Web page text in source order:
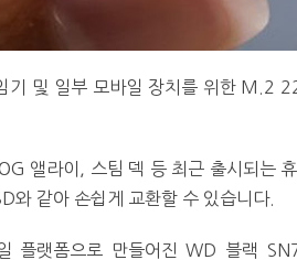
기 및 일부 모바일 장치를 위한 M.2
앨라이, 스팀 덱 등 최근 출시되는
같아 손쉽게 교환할 수 있습니다.
플랫폼으로 만들어진 WD 블랙